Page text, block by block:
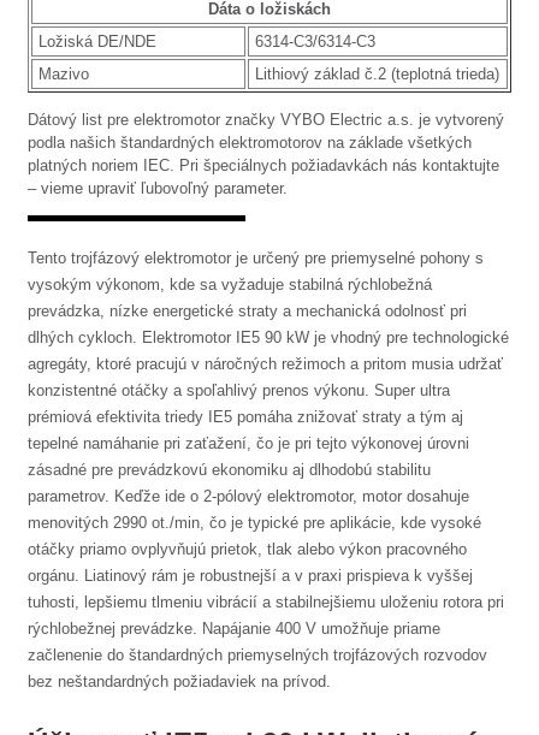
Dáta o ložiskách
Ložiská DE/NDE
6314-C3/6314-C3
Mazivo
Lithiový základ č.2 (teplotná trieda)
Dátový list pre elektromotor značky VYBO Electric a.s. je vytvorený
podla našich štandardných elektromotorov na základe všetkých
platných noriem IEC. Pri špeciálnych požiadavkách nás kontaktujte
– vieme upraviť ľubovoľný parameter.
Tento trojfázový elektromotor je určený pre priemyselné pohony s
vysokým výkonom, kde sa vyžaduje stabilná rýchlobežná
prevádzka, nízke energetické straty a mechanická odolnosť pri
dlhých cykloch. Elektromotor IE5 90 kW je vhodný pre technologické
agregáty, ktoré pracujú v náročných režimoch a pritom musia udržať
konzistentné otáčky a spoľahlivý prenos výkonu. Super ultra
prémiová efektivita triedy IE5 pomáha znižovať straty a tým aj
tepelné namáhanie pri zaťažení, čo je pri tejto výkonovej úrovni
zásadné pre prevádzkovú ekonomiku aj dlhodobú stabilitu
parametrov. Keďže ide o 2-pólový elektromotor, motor dosahuje
menovitých 2990 ot./min, čo je typické pre aplikácie, kde vysoké
otáčky priamo ovplyvňujú prietok, tlak alebo výkon pracovného
orgánu. Liatinový rám je robustnejší a v praxi prispieva k vyššej
tuhosti, lepšiemu tlmeniu vibrácií a stabilnejšiemu uloženiu rotora pri
rýchlobežnej prevádzke. Napájanie 400 V umožňuje priame
začlenenie do štandardných priemyselných trojfázových rozvodov
bez neštandardných požiadaviek na prívod.